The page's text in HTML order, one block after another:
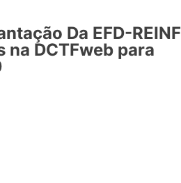
Da EFD-REINF
na DCTFweb para